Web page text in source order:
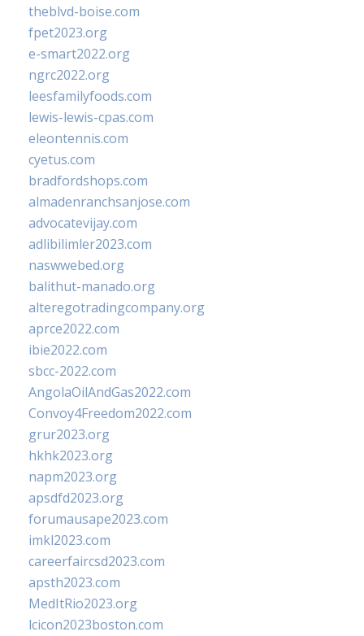
theblvd-boise.com
fpet2023.org
e-smart2022.org
ngrc2022.org
leesfamilyfoods.com
lewis-lewis-cpas.com
eleontennis.com
cyetus.com
bradfordshops.com
almadenranchsanjose.com
advocatevijay.com
adlibilimler2023.com
naswwebed.org
balithut-manado.org
alteregotradingcompany.org
aprce2022.com
ibie2022.com
sbcc-2022.com
AngolaOilAndGas2022.com
Convoy4Freedom2022.com
grur2023.org
hkhk2023.org
napm2023.org
apsdfd2023.org
forumausape2023.com
imkl2023.com
careerfaircsd2023.com
apsth2023.com
MedItRio2023.org
lcicon2023boston.com